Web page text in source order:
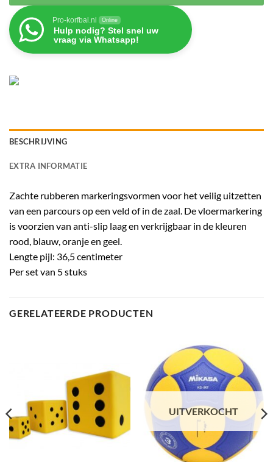
Pro-korfbal.nl Online
Hulp nodig? Stel snel uw
vraag via Whatsapp!
BESCHRIJVING
EXTRA INFORMATIE
Zachte rubberen markeringsvormen voor het veilig uitzetten
van een parcours op een veld of in de zaal. De vloermarkering
is voorzien van anti-slip laag en verkrijgbaar in de kleuren
rood, blauw, oranje en geel.
Lengte pijl: 36,5 centimeter
Per set van 5 stuks
GERELATEERDE PRODUCTEN
UITVERKOCHT